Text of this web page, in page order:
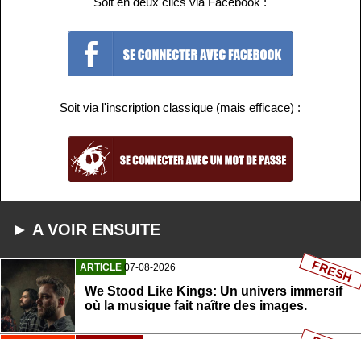
Soit via l'inscription classique (mais efficace) :
► A VOIR ENSUITE
ARTICLE 07-08-2026
We Stood Like Kings: Un univers immersif
où la musique fait naître des images.
FRESH